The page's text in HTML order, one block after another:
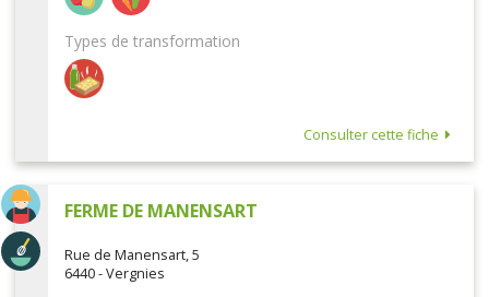
Types de transformation
Consulter cette fiche
FERME DE MANENSART
Rue de Manensart, 5
6440 - Vergnies